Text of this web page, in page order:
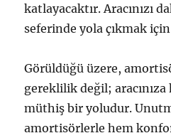
katlayacaktır. Aracınızı
seferinde yola çıkmak için
Görüldüğü üzere,
gereklilik değil;
müthiş bir yoludur.
amortisörlerle hem